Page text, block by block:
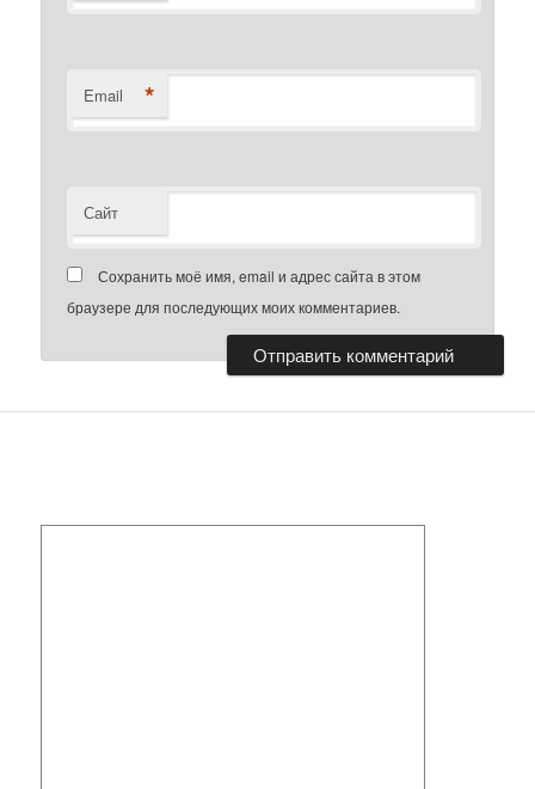
Email *
Сайт
Сохранить моё имя, email и адрес сайта в этом
браузере для последующих моих комментариев.